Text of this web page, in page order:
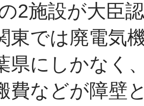
2施設が大臣
では廃電気
県にしかなく
費などが障壁